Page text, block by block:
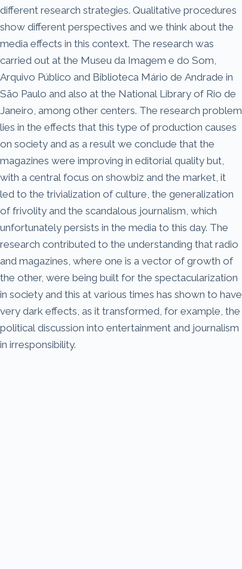
different research strategies. Qualitative procedures
show different perspectives and we think about the
media effects in this context. The research was
carried out at the Museu da Imagem e do Som,
Arquivo Público and Biblioteca Mário de Andrade in
São Paulo and also at the National Library of Rio de
Janeiro, among other centers. The research problem
lies in the effects that this type of production causes
on society and as a result we conclude that the
magazines were improving in editorial quality but,
with a central focus on showbiz and the market, it
led to the trivialization of culture, the generalization
of frivolity and the scandalous journalism, which
unfortunately persists in the media to this day. The
research contributed to the understanding that radio
and magazines, where one is a vector of growth of
the other, were being built for the spectacularization
in society and this at various times has shown to have
very dark effects, as it transformed, for example, the
political discussion into entertainment and journalism
in irresponsibility.